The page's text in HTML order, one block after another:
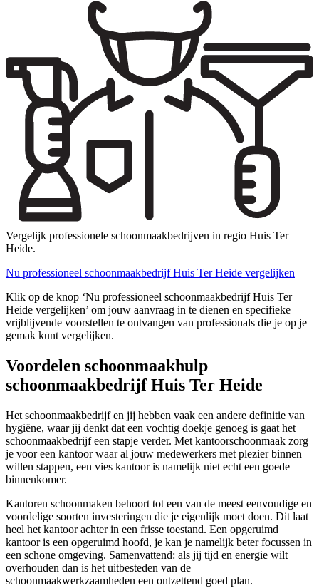
Vergelijk professionele schoonmaakbedrijven in regio Huis Ter
Heide.
Nu professioneel schoonmaakbedrijf Huis Ter Heide vergelijken
Klik op de knop ‘Nu professioneel schoonmaakbedrijf Huis Ter
Heide vergelijken’ om jouw aanvraag in te dienen en specifieke
vrijblijvende voorstellen te ontvangen van professionals die je op je
gemak kunt vergelijken.
Voordelen schoonmaakhulp
schoonmaakbedrijf Huis Ter Heide
Het schoonmaakbedrijf en jij hebben vaak een andere definitie van
hygiëne, waar jij denkt dat een vochtig doekje genoeg is gaat het
schoonmaakbedrijf een stapje verder. Met kantoorschoonmaak zorg
je voor een kantoor waar al jouw medewerkers met plezier binnen
willen stappen, een vies kantoor is namelijk niet echt een goede
binnenkomer.
Kantoren schoonmaken behoort tot een van de meest eenvoudige en
voordelige soorten investeringen die je eigenlijk moet doen. Dit laat
heel het kantoor achter in een frisse toestand. Een opgeruimd
kantoor is een opgeruimd hoofd, je kan je namelijk beter focussen in
een schone omgeving. Samenvattend: als jij tijd en energie wilt
overhouden dan is het uitbesteden van de
schoonmaakwerkzaamheden een ontzettend goed plan.